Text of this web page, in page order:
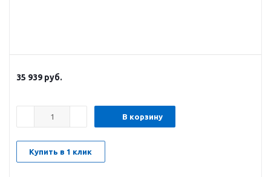
35 939 руб.
В корзину
Купить в 1 клик